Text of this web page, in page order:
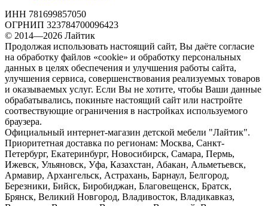
ИНН 781699857050
ОГРНИП 323784700096423
© 2014—2026 Лайтик
Продолжая использовать настоящий сайт, Вы даёте согласие
на обработку файлов «cookie» и обработку персональных
данных в целях обеспечения и улучшения работы сайта,
улучшения сервиса, совершенствования реализуемых товаров
и оказываемых услуг. Если Вы не хотите, чтобы Ваши данные
обрабатывались, покиньте настоящий сайт или настройте
соотвествующие ограничения в настройках используемого
браузера.
Официальный интернет-магазин детской мебели "Лайтик".
Приоритетная доставка по регионам: Москва, Санкт-
Петербург, Екатеринбург, Новосибирск, Самара, Пермь,
Ижевск, Ульяновск, Уфа, Казахстан, Абакан, Альметьевск,
Армавир, Архангельск, Астрахань, Барнаул, Белгород,
Березники, Бийск, Биробиджан, Благовещенск, Братск,
Брянск, Великий Новгород, Владивосток, Владикавказ,